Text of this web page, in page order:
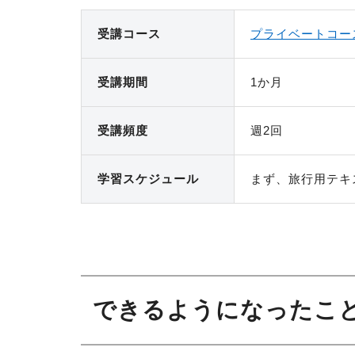
受講コース プライベートコー
受講期間 1か月
受講頻度 週2回
学習スケジュール まず、旅行用テ
できるようになったこ